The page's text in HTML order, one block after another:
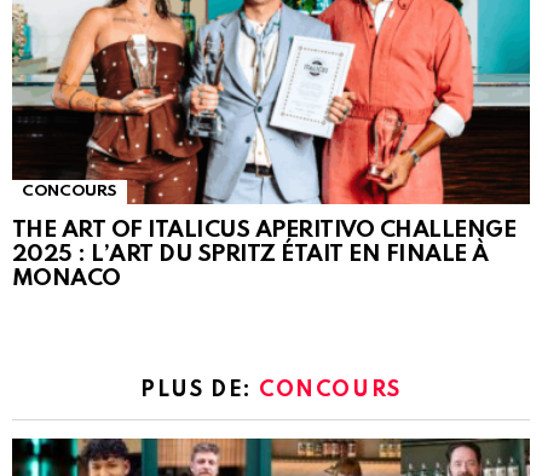
CONCOURS
THE ART OF ITALICUS APERITIVO CHALLENGE
2025 : L’ART DU SPRITZ ÉTAIT EN FINALE À
MONACO
PLUS DE: CONCOURS